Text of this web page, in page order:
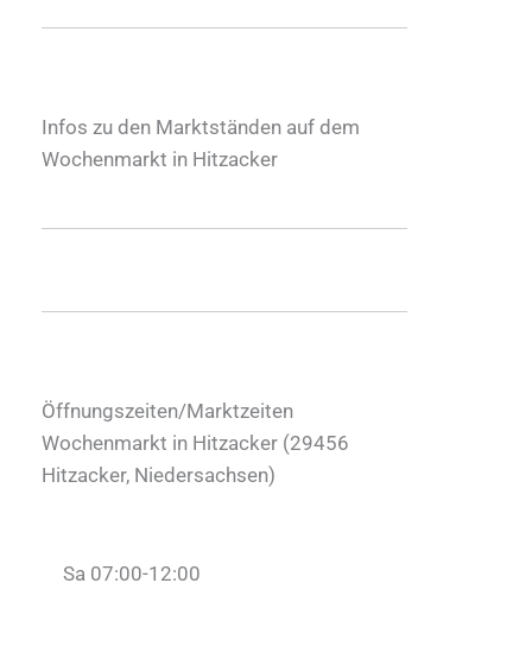
Infos zu den Marktständen auf dem
Wochenmarkt in Hitzacker
Öffnungszeiten/Marktzeiten
Wochenmarkt in Hitzacker (29456
Hitzacker, Niedersachsen)
Sa 07:00-12:00